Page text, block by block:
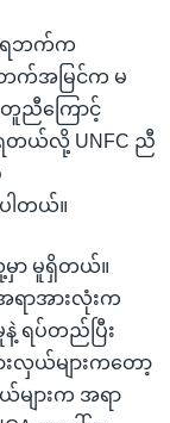
ရဘက်က
ဘက်အမြင်က မ
တူညီကြောင့်
စ်ရတယ်လို့ UNFC ညီ
ါတယ်။
ာ မူရှိတယ်။
ရာအားလုံးက
ရပ်တည်ပြီး
လှယ်များကတော့
ျားက အရာ